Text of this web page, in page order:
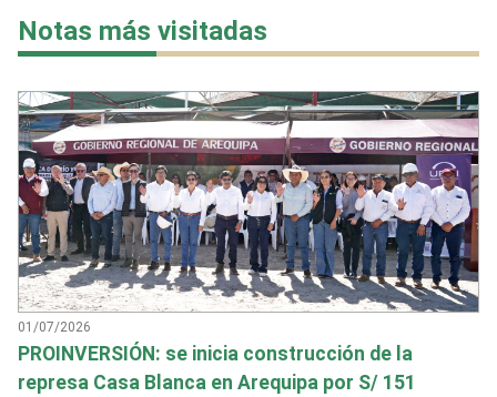
Notas más visitadas
01/07/2026
PROINVERSIÓN: se inicia construcción de la
represa Casa Blanca en Arequipa por S/ 151